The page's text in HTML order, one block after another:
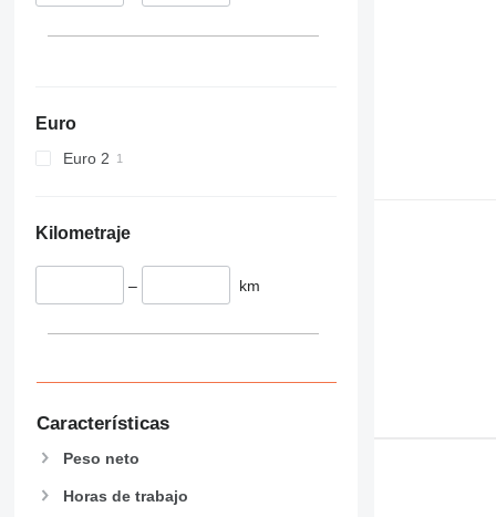
395
424
426
589
826
907
Euro
Euro 2
Kilometraje
– km
Características
Peso neto
Horas de trabajo